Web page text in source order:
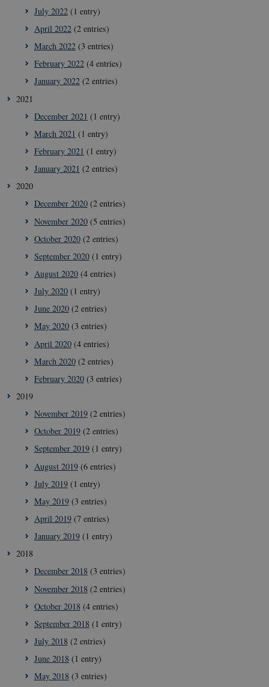
July 2022(1 entry)
April 2022(2 entries)
March 2022(3 entries)
February 2022(4 entries)
January 2022(2 entries)
2021
December 2021 (1 entry)
March 2021 (1 entry)
February 2021 (1 entry)
January 2021 (2 entries)
2020
December 2020(2 entries)
November 2020(5 entries)
October 2020(2 entries)
September 2020(1 entry)
August 2020(4 entries)
July 2020(1 entry)
June 2020(2 entries)
May 2020(3 entries)
April 2020(4 entries)
March 2020(2 entries)
February 2020(3 entries)
2019
November 2019(2 entries)
October 2019(2 entries)
September 2019(1 entry)
August 2019(6 entries)
July 2019(1 entry)
May 2019(3 entries)
April 2019(7 entries)
January 2019(1 entry)
2018
December 2018(3 entries)
November 2018(2 entries)
October 2018(4 entries)
September 2018(1 entry)
July 2018(2 entries)
June 2018(1 entry)
May 2018(3 entries)